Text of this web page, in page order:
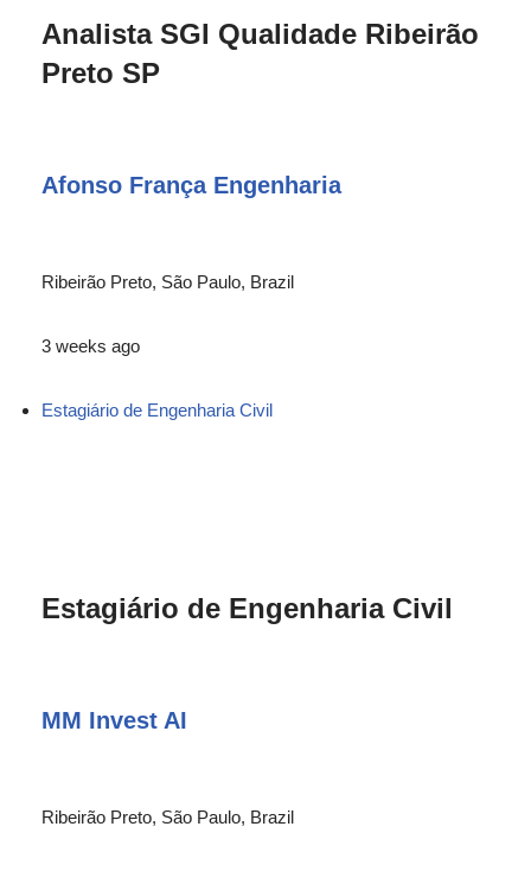
Analista SGI Qualidade Ribeirão
Preto SP
Afonso França Engenharia
Ribeirão Preto, São Paulo, Brazil
3 weeks ago
Estagiário de Engenharia Civil
Estagiário de Engenharia Civil
MM Invest AI
Ribeirão Preto, São Paulo, Brazil